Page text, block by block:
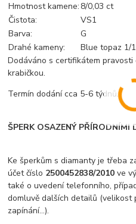
Hmotnost kamene: 8/0,03 ct
Čistota:
VS1
Barva:
G
Drahé kameny:
Blue topaz 1/
Dodáváno s certifikátem
krabičkou.
Termín dodání cca 5-6 týdnů.
ŠPERK OSAZENÝ PŘÍRODNÍMI
Ke šperkům s diamanty je třeba
účet číslo 2500452838/2010 ve
také o uvedení telefonního,
domluvě dalších detailů (velikost
zapínání...).